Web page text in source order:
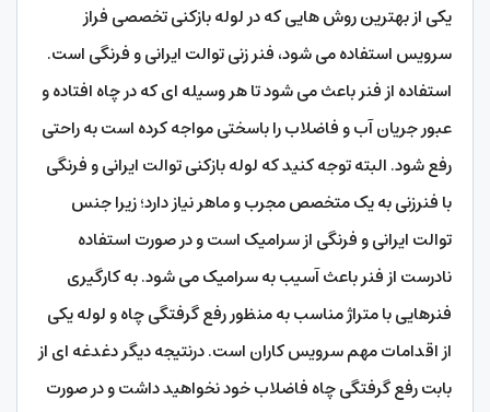
یکی از بهترین روش‌ هایی که در لوله بازکنی تخصصی فراز
سرویس استفاده می‌ شود، فنر زنی توالت ایرانی و فرنگی است.
استفاده از فنر باعث می ‌شود تا هر وسیله ‌ای که در چاه افتاده و
عبور جریان آب و فاضلاب را باسختی مواجه کرده ‌است به‌ راحتی
رفع شود. البته توجه کنید که لوله بازکنی توالت ایرانی و فرنگی
با فنرزنی به یک متخصص مجرب و ماهر نیاز دارد؛ زیرا جنس
توالت ایرانی و فرنگی از سرامیک است و در صورت استفاده
نادرست از فنر باعث آسیب به سرامیک می‌ شود. به‌ کارگیری
فنرهایی با متراژ مناسب به ‌منظور رفع گرفتگی چاه و لوله یکی
از اقدامات مهم سرویس کاران است. درنتیجه دیگر دغدغه‌ ای از
بابت رفع گرفتگی چاه فاضلاب خود نخواهید داشت و در صورت